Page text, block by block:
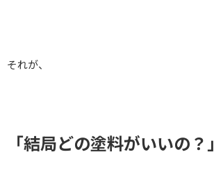
それが、
「結局どの塗料がいいの？」